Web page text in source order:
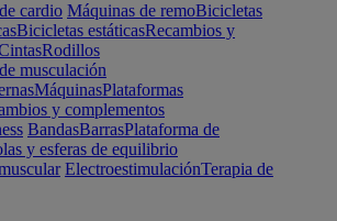
cardio Máquinas de remoBicicletas
Bicicletas estáticasRecambios y
Rodillos
musculación
MáquinasPlataformas
y complementos
BandasBarrasPlataforma de
y esferas de equilibrio
ElectroestimulaciónTerapia de